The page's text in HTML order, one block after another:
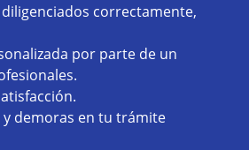
correctamente,
por parte de un
y demoras en tu trámite